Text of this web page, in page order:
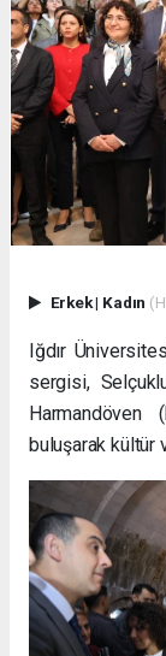
Erkek| Kadın
Iğdır
sergisi,
Harmandöven
buluşarak kültür